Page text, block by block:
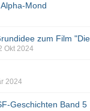
Mond
zum Film
Okt 2024
2024
Geschichten Band 5